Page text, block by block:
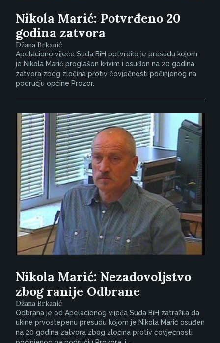
Nikola Marić: Potvrđeno 20
godina zatvora
Džana Brkanić
Apelaciono vijeće Suda BiH potvrdilo je presudu kojom
je Nikola Marić proglašen krivim i osuđen na 20 godina
zatvora zbog zločina protiv čovječnosti počinjenog na
području općine Prozor.
Nikola Marić: Nezadovoljstvo
zbog ranije Odbrane
Džana Brkanić
Odbrana je od Apelacionog vijeća Suda BiH zatražila da
ukine prvostepenu presudu kojom je Nikola Marić osuđen
na 20 godina zatvora zbog zločina protiv čovječnosti